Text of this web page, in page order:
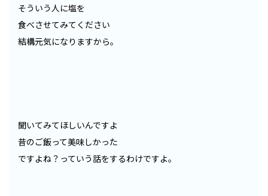
そういう人に塩を
食べさせてみてください
結構元気になりますから。
聞いてみてほしいんですよ
昔のご飯って美味しかった
ですよね？っていう話をするわけですよ。